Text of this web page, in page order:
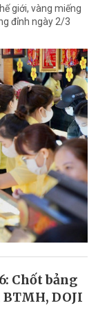
giới, vàng miếng
đỉnh ngày 2/3
Chốt bảng
DOJI